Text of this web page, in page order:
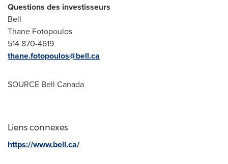
Questions des investisseurs
Bell
Thane Fotopoulos
514 870-4619
thane.fotopoulos@bell.ca
SOURCE Bell Canada
Liens connexes
https://www.bell.ca/